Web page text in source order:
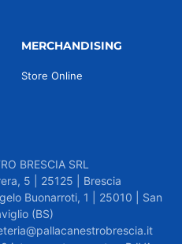
MERCHANDISING
Store Online
BRESCIA SRL
5 | 25125 | Brescia
Buonarroti, 1 | 25010 | San
(BS)